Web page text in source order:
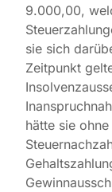
9.000,00,
sie sich
Zeitpunkt
hätte sie